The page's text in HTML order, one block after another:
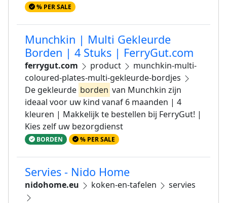
% PER SALE
Munchkin | Multi Gekleurde
Borden | 4 Stuks | FerryGut.com
ferrygut.com product
munchkin-multi-
coloured-plates-multi-gekleurde-bordjes
De gekleurde borden van Munchkin zijn
ideaal voor uw kind vanaf 6 maanden | 4
kleuren | Makkelijk te bestellen bij FerryGut! |
Kies zelf uw bezorgdienst
BORDEN % PER SALE
Servies - Nido Home
nidohome.eu koken-en-tafelen servies